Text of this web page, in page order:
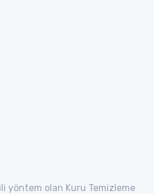
yöntem olan Kuru Temizleme